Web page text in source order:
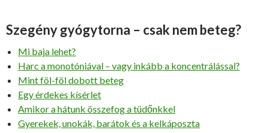
Szegény gyógytorna – csak nem beteg?
Mi baja lehet?
Harc a monotóniával – vagy inkább a koncentrálással?
Mint föl-föl dobott beteg
Egy érdekes kísérlet
Amikor a hátunk összefog a tüdőnkkel
Gyerekek, unokák, barátok és a kelkáposzta